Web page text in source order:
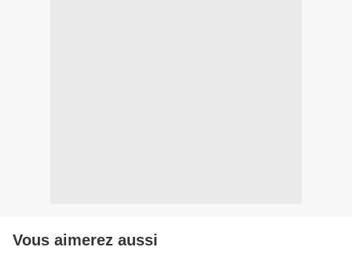
Vous aimerez aussi